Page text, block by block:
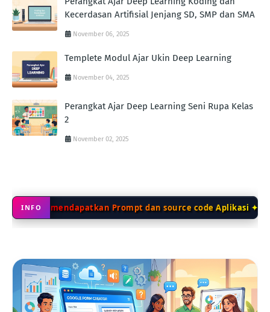
Kecerdasan Artifisial Jenjang SD, SMP dan SMA
November 06, 2025
Templete Modul Ajar Ukin Deep Learning
November 04, 2025
Perangkat Ajar Deep Learning Seni Rupa Kelas
2
November 02, 2025
INFO
mendapatkan Prompt dan source code Aplikasi ✦ ✦